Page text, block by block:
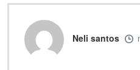
Neli santos